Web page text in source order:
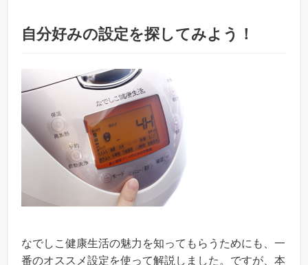
自分好みの設定を探してみよう！
なでしこ健康生活の魅力を知ってもらうためにも、一
番のオススメ設定を使って解説しました。ですが、本